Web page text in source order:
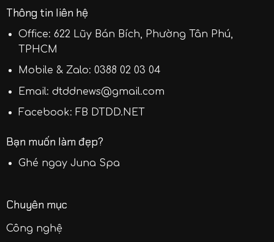
Thông tin liên hệ
Office: 622 Lũy Bán Bích, Phường Tân Phú,
TPHCM
Mobile & Zalo:0388 02 03 04
Email:dtddnews@gmail.com
Facebook: FB DTDD.NET
Bạn muốn làm đẹp?
Ghé ngayJuna Spa
Chuyên mục
Công nghệ